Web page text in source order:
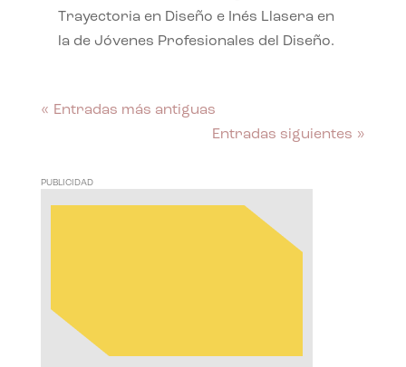
Trayectoria en Diseño e Inés Llasera en
la de Jóvenes Profesionales del Diseño.
« Entradas más antiguas
Entradas siguientes »
PUBLICIDAD